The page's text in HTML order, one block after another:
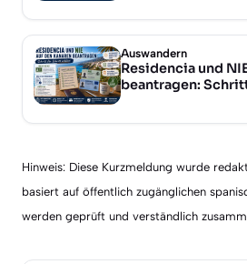
Auswandern
Residencia und
beantragen:
Hinweis: Diese Kurzmeldung wurde
basiert auf öffentlich zugänglichen
werden geprüft und verständlich